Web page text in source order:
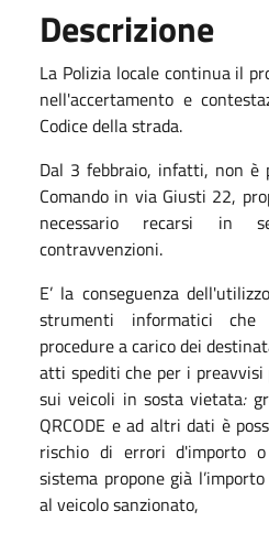
Descrizione
La Polizia locale continua il
nell'accertamento e
Codice della strada.
Dal 3 febbraio, infatti, non è
Comando in via Giusti 22,
necessario recarsi in
contravvenzioni.
E’ la conseguenza
strumenti informatici
procedure a carico dei
atti spediti che per i
sui veicoli in sosta vietata:
QRCODE e ad altri dati è
rischio di errori d'importo
sistema propone già
al veicolo sanzionato,